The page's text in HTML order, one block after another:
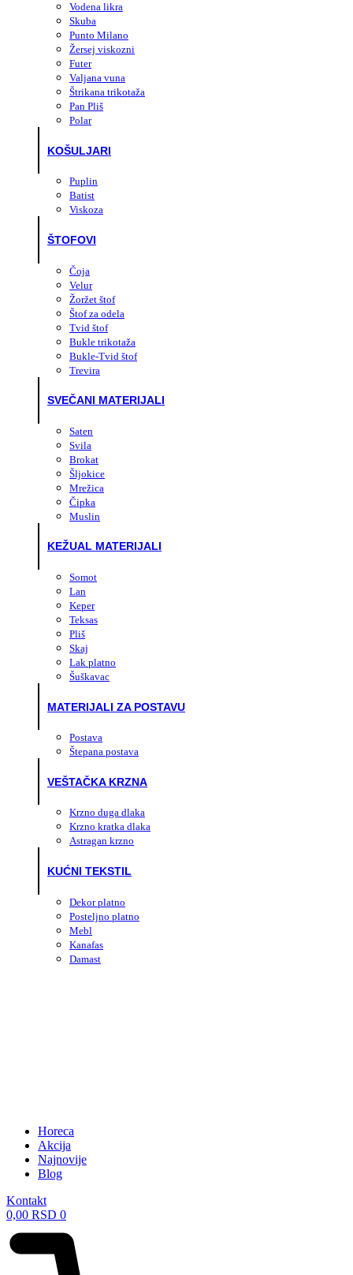
Vodena likra
Skuba
Punto Milano
Žersej viskozni
Futer
Valjana vuna
Štrikana trikotaža
Pan Pliš
Polar
KOŠULJARI
Puplin
Batist
Viskoza
ŠTOFOVI
Čoja
Velur
Žoržet štof
Štof za odela
Tvid štof
Bukle trikotaža
Bukle-Tvid štof
Trevira
SVEČANI MATERIJALI
Saten
Svila
Brokat
Šljokice
Mrežica
Čipka
Muslin
KEŽUAL MATERIJALI
Somot
Lan
Keper
Teksas
Pliš
Skaj
Lak platno
Šuškavac
MATERIJALI ZA POSTAVU
Postava
Štepana postava
VEŠTAČKA KRZNA
Krzno duga dlaka
Krzno kratka dlaka
Astragan krzno
KUĆNI TEKSTIL
Dekor platno
Posteljno platno
Mebl
Kanafas
Damast
Horeca
Akcija
Najnovije
Blog
Kontakt
0,00 RSD 0